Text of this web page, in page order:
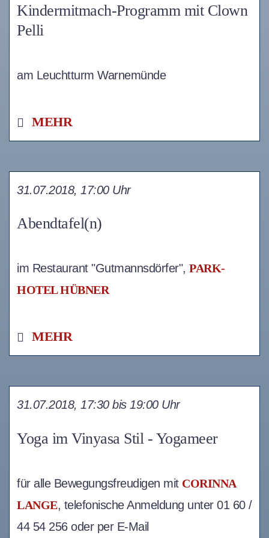
Kindermitmach-Programm mit Clown
Pelli
am Leuchtturm Warnemünde
MEHR
Abendtafel(n)
31.07.2018, 17:00 Uhr
im Restaurant "Gutmannsdörfer", PARK-
HOTEL HÜBNER
MEHR
Yoga im Vinyasa Stil - Yogameer
31.07.2018, 17:30 bis 19:00 Uhr
für alle Bewegungsfreudigen mit CORINNA
LANGE, telefonische Anmeldung unter 01 60 /
44 54 256 oder per E-Mail